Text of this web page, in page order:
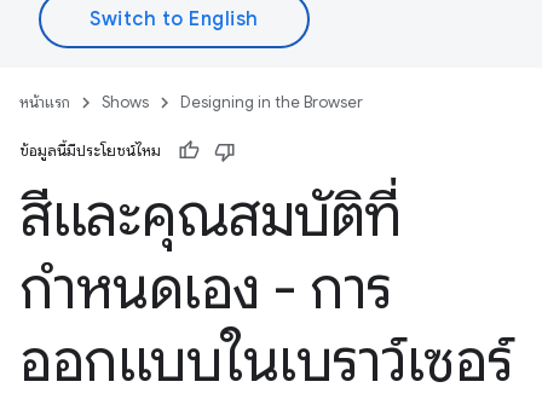
หน้าแรก Shows Designing in the Browser
ข้อมูลนี้มีประโยชน์ไหม
สีและคุณสมบัติที่
กำหนดเอง - การ
ออกแบบในเบราว์เซอร์